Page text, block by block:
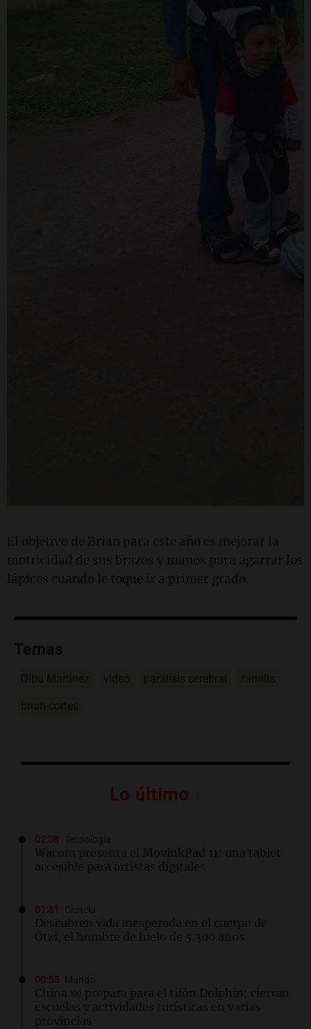
El objetivo de Brian para este año es mejorar la
motricidad de sus brazos y manos para agarrar los
lápices cuando le toque ir a primer grado.
Temas
Dibu Martínez video parálisis cerebral familia
brian-cortes
Lo último
02:03 Tecnología
Wacom presenta el MovinkPad 11: una tablet
accesible para artistas digitales
01:31 Ciencia
Descubren vida inesperada en el cuerpo de
Ötzi, el hombre de hielo de 5.300 años
00:55 Mundo
China se prepara para el tifón Dolphin; cierran
escuelas y actividades turísticas en varias
provincias